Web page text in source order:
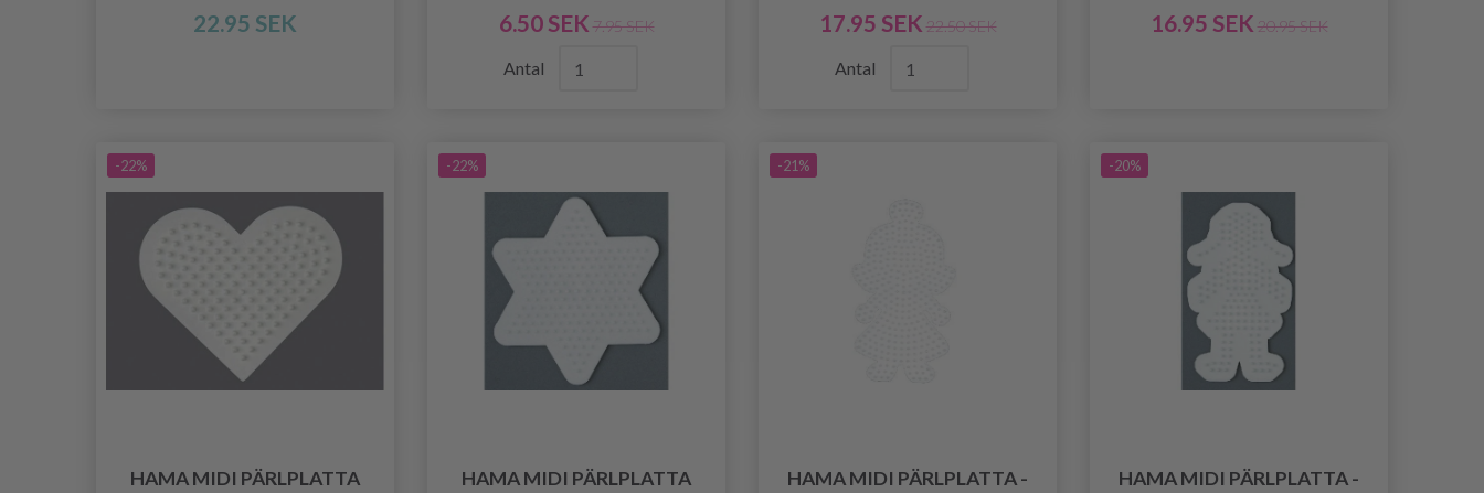
22.95 SEK 6.50 SEK 7.95 SEK
Antal
17.95 SEK 22.50 SEK
Antal
16.95 SEK 20.95 SEK
-22%
HAMA MIDI PÄRLPLATTA
-22%
HAMA MIDI PÄRLPLATTA
-21%
HAMA MIDI PÄRLPLATTA -
-20%
HAMA MIDI PÄRLPLATTA -